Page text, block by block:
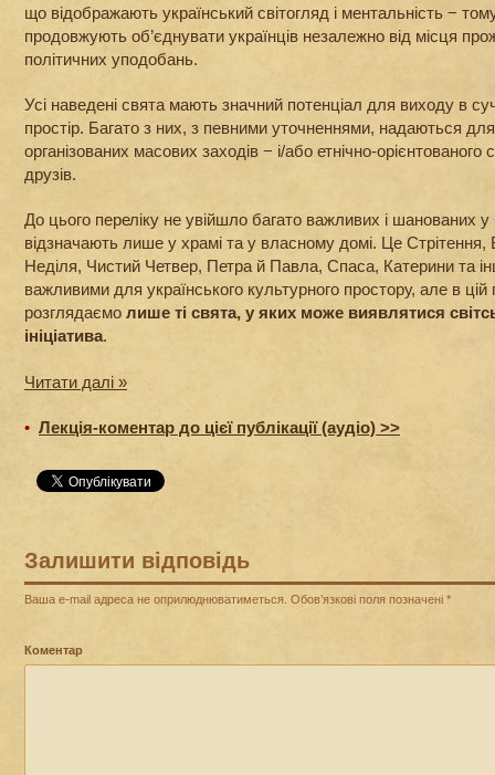
що відображають український світогляд і ментальність −
продовжують об’єднувати українців незалежно від місця
політичних уподобань.
Усі наведені свята мають значний потенціал для виходу в
простір. Багато з них, з певними уточненнями, надаються
організованих масових заходів − і/або етнічно-орієнтованого
друзів.
До цього переліку не увійшло багато важливих і шанованих
відзначають лише у храмі та у власному домі. Це
Неділя, Чистий Четвер, Петра й Павла, Спаса, Катерини та
важливими для українського культурного простору, але в цій
розглядаємо лише ті свята, у яких може виявлятися
ініціатива.
Читати далі »
• Лекція-коментар до цієї публікації (аудіо) >>
Залишити відповідь
Ваша e-mail адреса не оприлюднюватиметься. Обов’язкові поля позначені *
Коментар